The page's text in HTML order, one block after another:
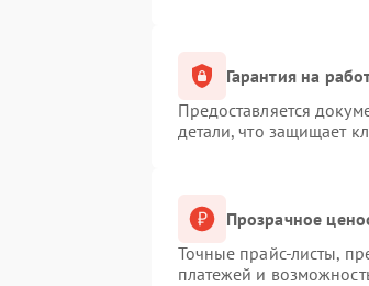
Гарантия на
Предоставляется
детали, что защищает
Прозрачное
Точные прайс-листы,
платежей и